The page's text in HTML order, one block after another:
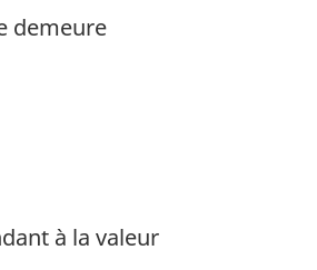
demeure
à la valeur